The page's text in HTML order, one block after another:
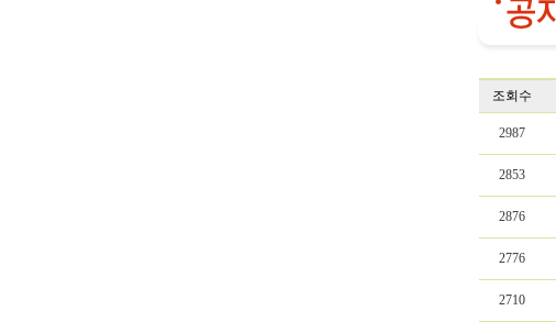
조회수
2987
2853
2876
2776
2710